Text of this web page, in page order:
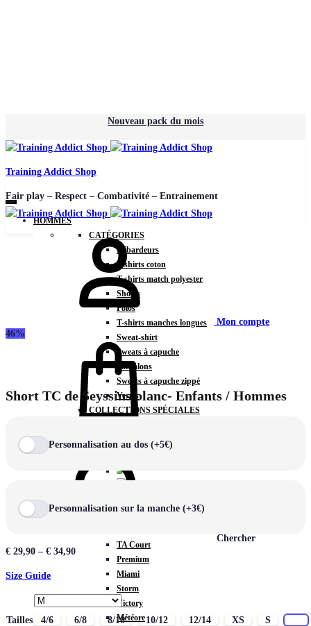
Nouveau pack du mois
Training Addict Shop
Fair play – Respect – Combativité – Entrainement
HOMMES
CATÉGORIES
Débardeurs
T-shirts coton
T-shirts match polyester
Shorts
Polos
T-shirts manches longues
Sweat-shirt
Sweats à capuche
Pantalons
Sweats à capuche zippé
Vestes
COLLECTIONS SPÉCIALES
TA Court
Premium
Miami
Storm
Victory
Météore
Mon compte
Chercher
46%
Short TC de Seyssins blanc- Enfants / Hommes
Personnalisation au dos (+5€)
Personnalisation sur la manche (+3€)
€ 29,90 – € 34,90
Size Guide
Tailles 4/6 6/8 8/10 10/12 12/14 XS S